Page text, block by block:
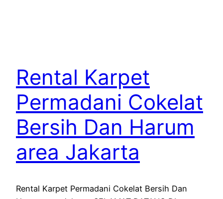
Rental Karpet
Permadani Cokelat
Bersih Dan Harum
area Jakarta
Rental Karpet Permadani Cokelat Bersih Dan